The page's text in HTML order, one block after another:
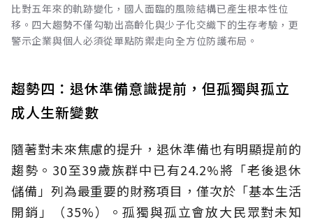
比對五年來的軌跡變化，國人面臨的風險結構已產生根本性位
移。四大趨勢不僅勾勒出高齡化與少子化交織下的生存考驗，更
警示企業與個人必須從單點防禦走向全方位防護布局。
趨勢四：退休準備意識提前，但孤獨與孤立
成人生新變數
隨著對未來焦慮的提升，退休準備也有明顯提前的
趨勢。30至39歲族群中已有24.2%將「老後退休
儲備」列為最重要的財務項目，僅次於「基本生活
開銷」（35%）。孤獨與孤立會放大民眾對未知